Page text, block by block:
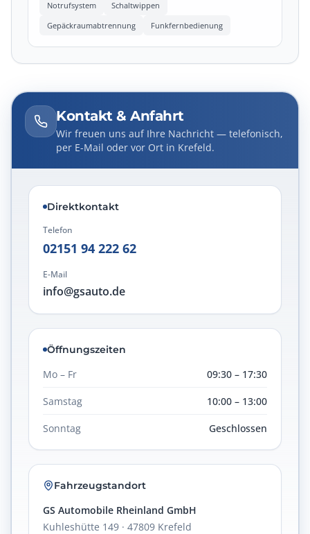
Notrufsystem
Schaltwippen
Gepäckraumabtrennung
Funkfernbedienung
Kontakt & Anfahrt
Wir freuen uns auf Ihre Nachricht — telefonisch,
per E-Mail oder vor Ort in Krefeld.
Direktkontakt
Telefon
02151 94 222 62
E-Mail
info@gsauto.de
Öffnungszeiten
Mo – Fr 09:30 – 17:30
Samstag 10:00 – 13:00
Sonntag Geschlossen
Fahrzeugstandort
GS Automobile Rheinland GmbH
Kuhleshütte 149 · 47809 Krefeld